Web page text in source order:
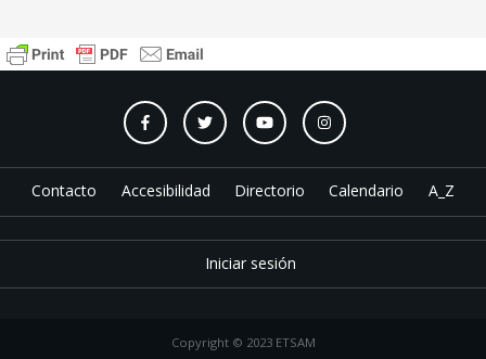
Contacto Accesibilidad Directorio Calendario A_Z
Iniciar sesión
Copyright © 2023 ETSAM